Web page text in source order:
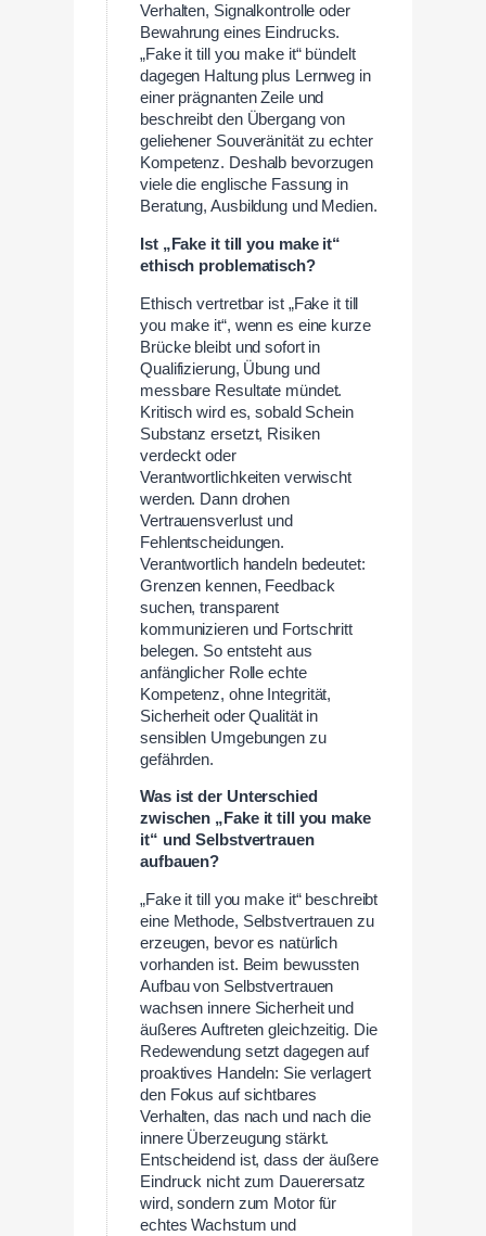
Verhalten, Signalkontrolle oder
Bewahrung eines Eindrucks.
„Fake it till you make it“ bündelt
dagegen Haltung plus Lernweg in
einer prägnanten Zeile und
beschreibt den Übergang von
geliehener Souveränität zu echter
Kompetenz. Deshalb bevorzugen
viele die englische Fassung in
Beratung, Ausbildung und Medien.
Ist „Fake it till you make it“
ethisch problematisch?
Ethisch vertretbar ist „Fake it till
you make it“, wenn es eine kurze
Brücke bleibt und sofort in
Qualifizierung, Übung und
messbare Resultate mündet.
Kritisch wird es, sobald Schein
Substanz ersetzt, Risiken
verdeckt oder
Verantwortlichkeiten verwischt
werden. Dann drohen
Vertrauensverlust und
Fehlentscheidungen.
Verantwortlich handeln bedeutet:
Grenzen kennen, Feedback
suchen, transparent
kommunizieren und Fortschritt
belegen. So entsteht aus
anfänglicher Rolle echte
Kompetenz, ohne Integrität,
Sicherheit oder Qualität in
sensiblen Umgebungen zu
gefährden.
Was ist der Unterschied
zwischen „Fake it till you make
it“ und Selbstvertrauen
aufbauen?
„Fake it till you make it“ beschreibt
eine Methode, Selbstvertrauen zu
erzeugen, bevor es natürlich
vorhanden ist. Beim bewussten
Aufbau von Selbstvertrauen
wachsen innere Sicherheit und
äußeres Auftreten gleichzeitig. Die
Redewendung setzt dagegen auf
proaktives Handeln: Sie verlagert
den Fokus auf sichtbares
Verhalten, das nach und nach die
innere Überzeugung stärkt.
Entscheidend ist, dass der äußere
Eindruck nicht zum Dauerersatz
wird, sondern zum Motor für
echtes Wachstum und